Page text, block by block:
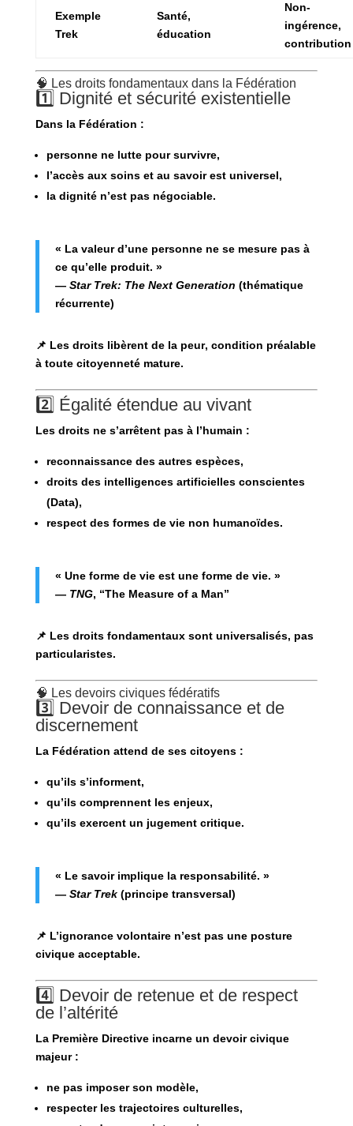
Exemple
Trek
Santé,
éducation
Non-
ingérence,
contribution
🧠 Les droits fondamentaux dans la Fédération
1️⃣ Dignité et sécurité existentielle
Dans la Fédération :
personne ne lutte pour survivre,
l’accès aux soins et au savoir est universel,
la dignité n’est pas négociable.
« La valeur d’une personne ne se mesure pas à
ce qu’elle produit. »
— Star Trek: The Next Generation (thématique
récurrente)
📌 Les droits libèrent de la peur, condition préalable
à toute citoyenneté mature.
2️⃣ Égalité étendue au vivant
Les droits ne s’arrêtent pas à l’humain :
reconnaissance des autres espèces,
droits des intelligences artificielles conscientes
(Data),
respect des formes de vie non humanoïdes.
« Une forme de vie est une forme de vie. »
— TNG, “The Measure of a Man”
📌 Les droits fondamentaux sont universalisés, pas
particularistes.
🧠 Les devoirs civiques fédératifs
3️⃣ Devoir de connaissance et de
discernement
La Fédération attend de ses citoyens :
qu’ils s’informent,
qu’ils comprennent les enjeux,
qu’ils exercent un jugement critique.
« Le savoir implique la responsabilité. »
— Star Trek(principe transversal)
📌 L’ignorance volontaire n’est pas une posture
civique acceptable.
4️⃣ Devoir de retenue et de respect
de l’altérité
La Première Directiveincarne un devoir civique
majeur :
ne pas imposer son modèle,
respecter les trajectoires culturelles,